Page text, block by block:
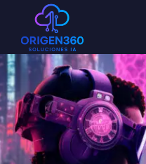
Contenido